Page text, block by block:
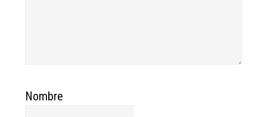
Nombre